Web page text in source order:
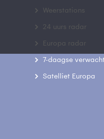
Weerstations
24 uurs radar
Europa radar
7-daagse
Satelliet Europa